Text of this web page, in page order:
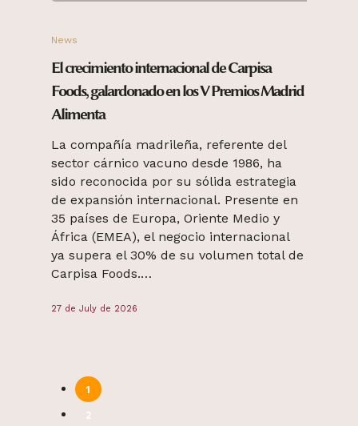
News
El crecimiento internacional de Carpisa
Foods, galardonado en los V Premios Madrid
Alimenta
La compañía madrileña, referente del
sector cárnico vacuno desde 1986, ha
sido reconocida por su sólida estrategia
de expansión internacional. Presente en
35 países de Europa, Oriente Medio y
África (EMEA), el negocio internacional
ya supera el 30% de su volumen total de
Carpisa Foods.…
27 de July de 2026
1
2